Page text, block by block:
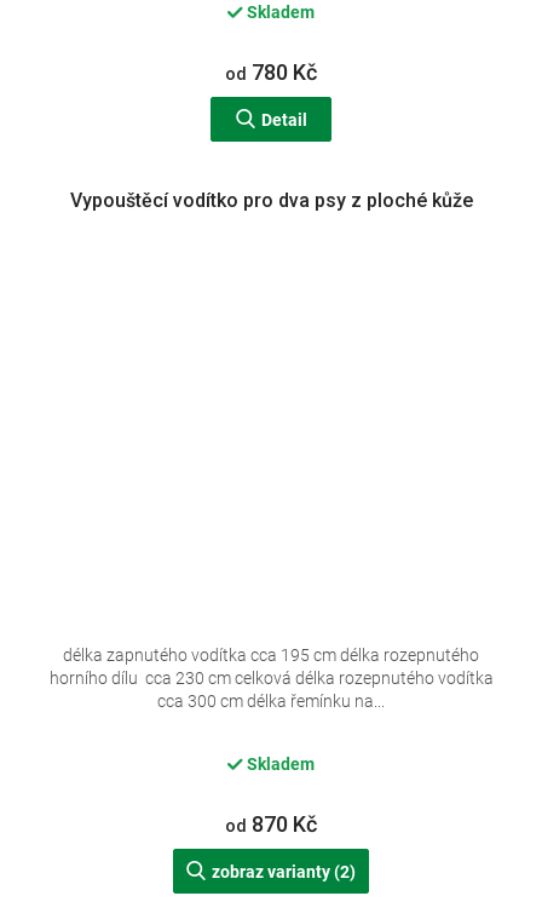
Skladem
od 780 Kč
Detail
Vypouštěcí vodítko pro dva psy z ploché kůže
Skladem
od 870 Kč
zobraz varianty (2)
délka zapnutého vodítka cca 195 cm délka rozepnutého
horního dílu cca 230 cm celková délka rozepnutého vodítka
cca 300 cm délka řemínku na...